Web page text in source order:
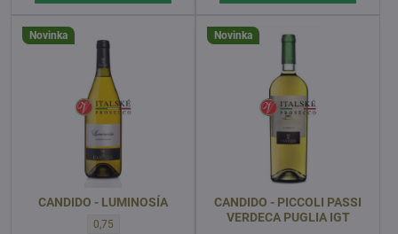
Novinka
CANDIDO - LUMINOSÍA
CANDIDO - LUMINOSÍA - OBJEM l:
0,75
Novinka
CANDIDO - PICCOLI PASSI
VERDECA PUGLIA IGT